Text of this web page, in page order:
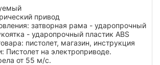
привод
затворная рама - ударопрочный
- ударопрочный пластик ABS
пистолет, магазин, инструкция
Пистолет на электроприводе.
от 55 м/с.